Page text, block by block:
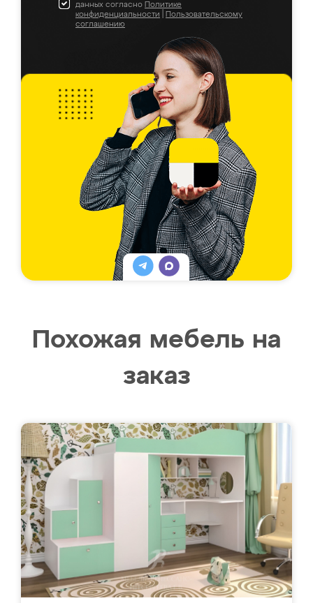
данных согласно Политике
конфиденциальности
Пользовательскому
соглашению
Похожая мебель на
заказ